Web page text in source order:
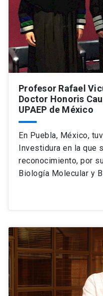
Profesor Rafael
Doctor Honoris
UPAEP de México
En Puebla, México,
Investidura en la que
reconocimiento, por
Biología Molecular y